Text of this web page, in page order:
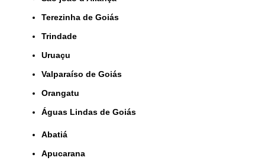
Terezinha de Goiás
Trindade
Uruaçu
Valparaíso de Goiás
orangatu
Águas Lindas de Goiás
Abatiá
Apucarana